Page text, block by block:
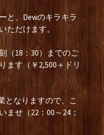
と、Dewのキラキラ
ただけます。
（18：30）までのご
ます（￥2,500＋ドリ
となりますので、こ
ませ（22：00～24：